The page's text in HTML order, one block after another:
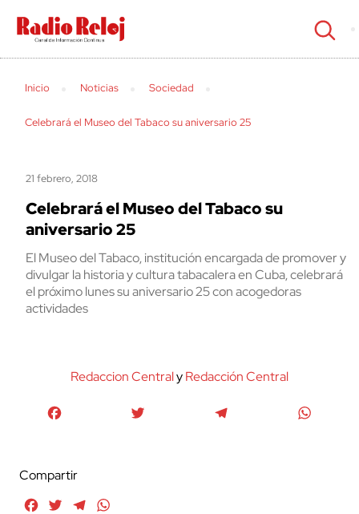
cerrar
Inicio Noticias Sociedad
Celebrará el Museo del Tabaco su aniversario 25
21 febrero, 2018
Celebrará el Museo del Tabaco su
aniversario 25
El Museo del Tabaco, institución encargada de promover y
divulgar la historia y cultura tabacalera en Cuba, celebrará
el próximo lunes su aniversario 25 con acogedoras
actividades
Redaccion CentralyRedacción Central
Compartir
FacebookTwitterTelegram